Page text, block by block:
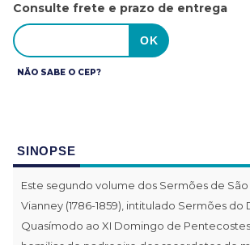
Consulte frete e prazo de entrega
NÃO SABE O CEP?
SINOPSE
Este segundo volume dos Sermões de São
Vianney (1786-1859), intitulado Sermões
Quasímodo ao XI Domingo de